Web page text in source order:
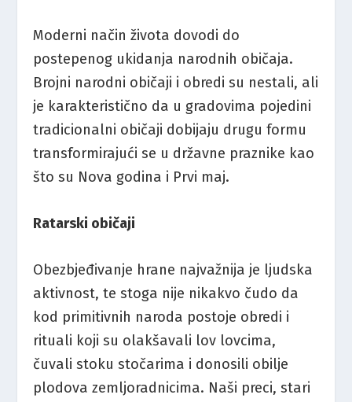
Moderni način života dovodi do
postepenog ukidanja narodnih običaja.
Brojni narodni običaji i obredi su nestali, ali
je karakteristično da u gradovima pojedini
tradicionalni običaji dobijaju drugu formu
transformirajući se u državne praznike kao
što su Nova godina i Prvi maj.
Ratarski običaji
Obezbjeđivanje hrane najvažnija je ljudska
aktivnost, te stoga nije nikakvo čudo da
kod primitivnih naroda postoje obredi i
rituali koji su olakšavali lov lovcima,
čuvali stoku stočarima i donosili obilje
plodova zemljoradnicima. Naši preci, stari